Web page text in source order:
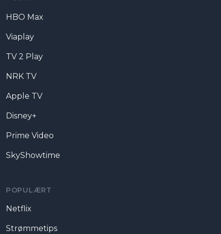
HBO Max
Viaplay
TV 2 Play
NRK TV
Apple TV
Disney+
Prime Video
SkyShowtime
POPULÆRT
Netflix
Strømmetips